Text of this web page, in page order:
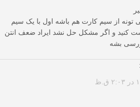
از سیم کارت هم باشه اول با یک سیم
کنید و اگر مشکل حل نشد ایراد ضعف انتن
بشه